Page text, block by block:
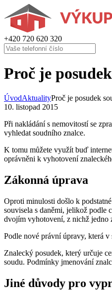
+420 720 620 320
Proč je
ÚvodAktualityProč je posudek
10. listopad 2015
Při nakládání s nemovitostí se
vyhledat soudního znalce.
K tomu můžete využít buď
oprávněni k vyhotovení
Zákonná úprava
Oproti minulosti došlo k
souvisela s daněmi, jelikož podle
dvojím vyhotovení, z nichž jedno
Podle nové právní úpravy, která
Znalecký posudek, který určuje
soudu. Podmínky jmenování
Jiné důvody pro